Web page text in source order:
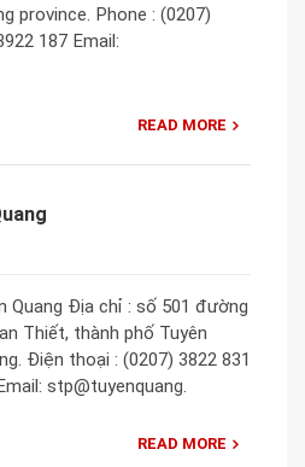
province. Phone : (0207)
187 Email:
READ MORE
Quang Địa chỉ : số 501 đường
Thiết, thành phố Tuyên
Điện thoại : (0207) 3822 831
stp@tuyenquang.
READ MORE